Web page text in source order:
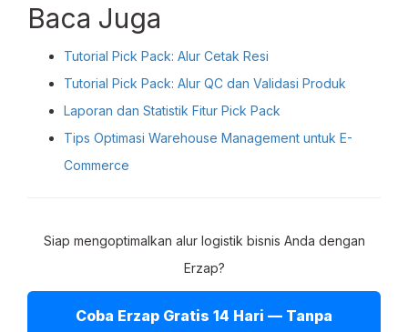
Baca Juga
Tutorial Pick Pack: Alur Cetak Resi
Tutorial Pick Pack: Alur QC dan Validasi Produk
Laporan dan Statistik Fitur Pick Pack
Tips Optimasi Warehouse Management untuk E-
Commerce
Siap mengoptimalkan alur logistik bisnis Anda dengan
Erzap?
Coba Erzap Gratis 14 Hari — Tanpa